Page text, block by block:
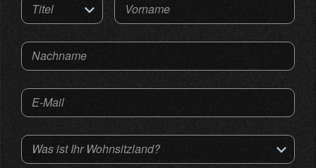
Titel Vorname
Nachname
E-Mail
Was ist Ihr Wohnsitzland?